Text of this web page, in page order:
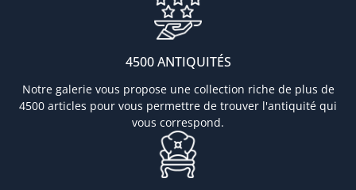
4500 ANTIQUITÉS
Notre galerie vous propose une collection riche de plus de
4500 articles pour vous permettre de trouver l'antiquité qui
vous correspond.